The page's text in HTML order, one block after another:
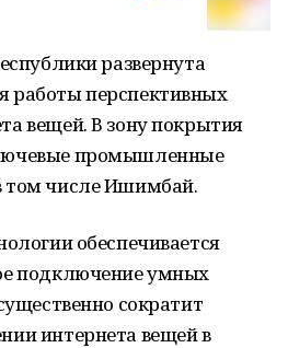
развернута
работы перспективных
вещей. В зону покрытия
промышленные
том числе Ишимбай.
обеспечивается
подключение умных
сократит
интернета вещей в